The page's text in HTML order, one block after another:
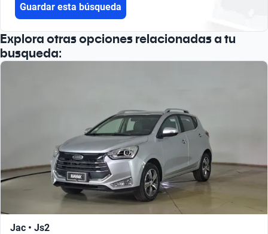
Busca por año
Guardar esta búsqueda
Explora otras opciones relacionadas a tu
busqueda:
Jac • Js2